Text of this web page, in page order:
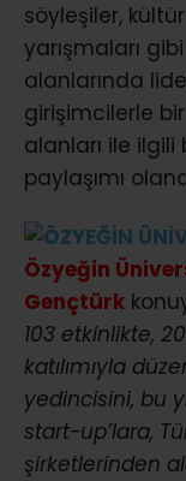
söyleşiler,
yarışmaları
alanlarında
girişimcilerle
alanları ile
paylaşımı
Özyeğin
Gençtürk
103 etkinlikte,
katılımıyla
yedincisini, bu
start-up’lara,
şirketlerinden